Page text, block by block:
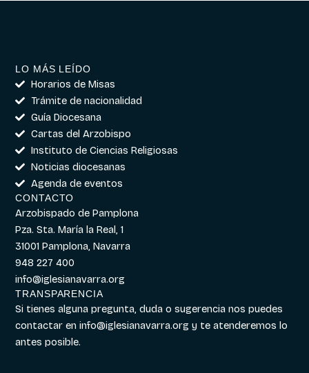
LO MÁS LEÍDO
Horarios de Misas
Trámite de nacionalidad
Guía Diocesana
Cartas del Arzobispo
Instituto de Ciencias Religiosas
Noticias diocesanas
Agenda de eventos
CONTACTO
Arzobispado de Pamplona
Pza. Sta. María la Real, 1
31001 Pamplona, Navarra
948 227 400
info@iglesianavarra.org
TRANSPARENCIA
Si tienes alguna pregunta, duda o sugerencia nos puedes
contactar eninfo@iglesianavarra.org y te atenderemos lo
antes posible.